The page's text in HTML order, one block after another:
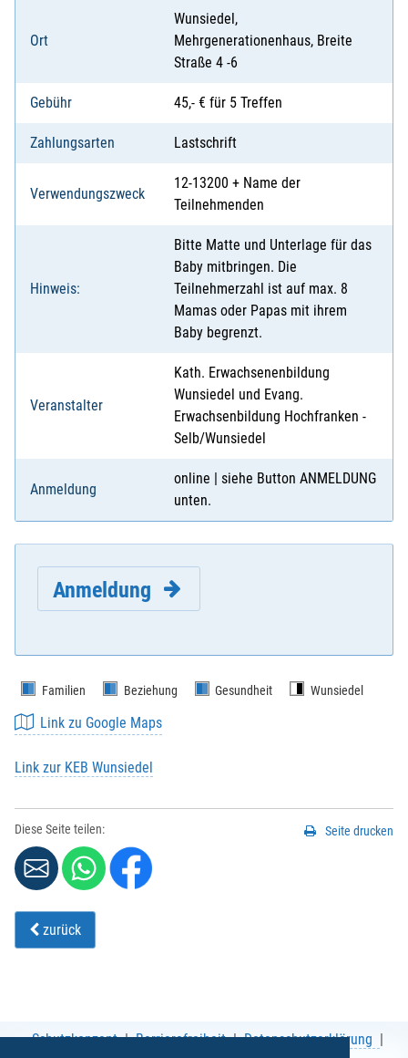
Ort
Wunsiedel,
Mehrgenerationenhaus, Breite
Straße 4 -6
Gebühr 45,- € für 5 Treffen
Zahlungsarten Lastschrift
Verwendungszweck
12-13200 + Name der
Teilnehmenden
Hinweis:
Bitte Matte und Unterlage für das
Baby mitbringen. Die
Teilnehmerzahl ist auf max. 8
Mamas oder Papas mit ihrem
Baby begrenzt.
Veranstalter
Kath. Erwachsenenbildung
Wunsiedel und Evang.
Erwachsenbildung Hochfranken -
Selb/Wunsiedel
Anmeldung
online | siehe Button ANMELDUNG
unten.
Anmeldung
E-Mail*:
Vorname*:
Nachname * :
Strasse / Hausnr.
Familien Beziehung Gesundheit Wunsiedel
Link zu Google Maps
Link zur KEB Wunsiedel
Diese Seite teilen: Seite drucken
zurück
Schutzkonzept Barrierefreiheit
Datenschutzerklärung